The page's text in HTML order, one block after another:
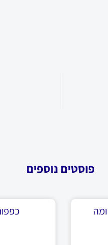
פוסטים נוספים